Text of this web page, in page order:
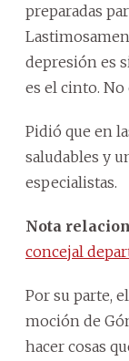
preparadas
depresión es
es el cinto. No
Pidió que en
saludables y
especialistas.
Nota
concejal
Por su parte,
moción de
hacer cosas